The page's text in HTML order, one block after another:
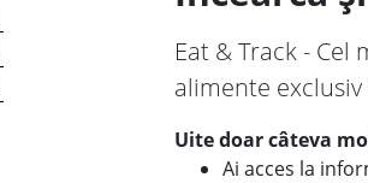
Eat & Track -
alimente
Uite doar câteva
Ai acces la